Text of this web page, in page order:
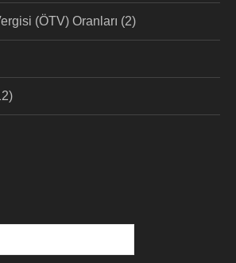
(ÖTV) Oranları (2)